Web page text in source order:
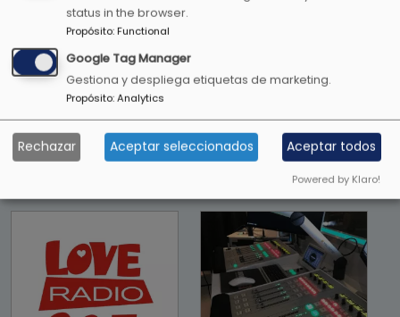
Lite FM 107.1FM LO+90
status in the browser.
Propósito:Functional
Google Tag Manager
Gestiona y despliega etiquetas de marketing.
Propósito:Analytics
Rechazar Aceptar seleccionados Aceptar todos
Powered by Klaro!